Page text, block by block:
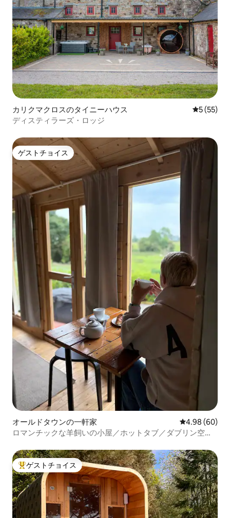
カリクマクロスのタイニーハウス レビュー
5 (55)
ディスティラーズ・ロッジ
ゲストチョイス
ゲストチョイス
オールドタウンの一軒家 レビュー60件
4.98 (60)
ロマンチックな羊飼いの小屋／ホットタブ／ダブリン空港
大好評のゲストチョイスです。
ゲストチョイス